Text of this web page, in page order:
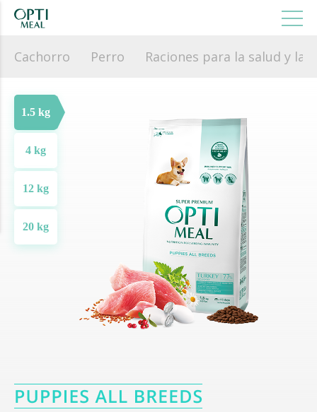
Cachorro Perro Raciones para la salud y la
1.5 kg
4 kg
12 kg
20 kg